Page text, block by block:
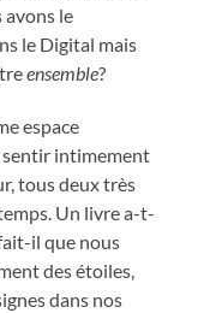
avons le
le Digital mais
ensemble?
espace
sentir intimement
tous deux très
Un livre a-t-
il que nous
des étoiles,
dans nos